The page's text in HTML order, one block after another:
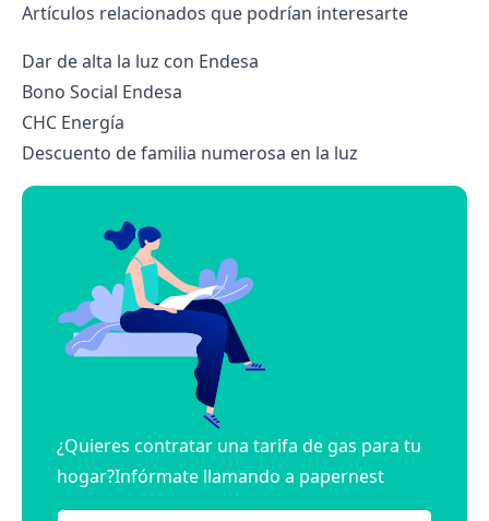
Artículos relacionados que podrían interesarte
Dar de alta la luz con Endesa
Bono Social Endesa
CHC Energía
Descuento de familia numerosa en la luz
¿Quieres contratar una tarifa de gas para tu
hogar?Infórmate llamando a papernest